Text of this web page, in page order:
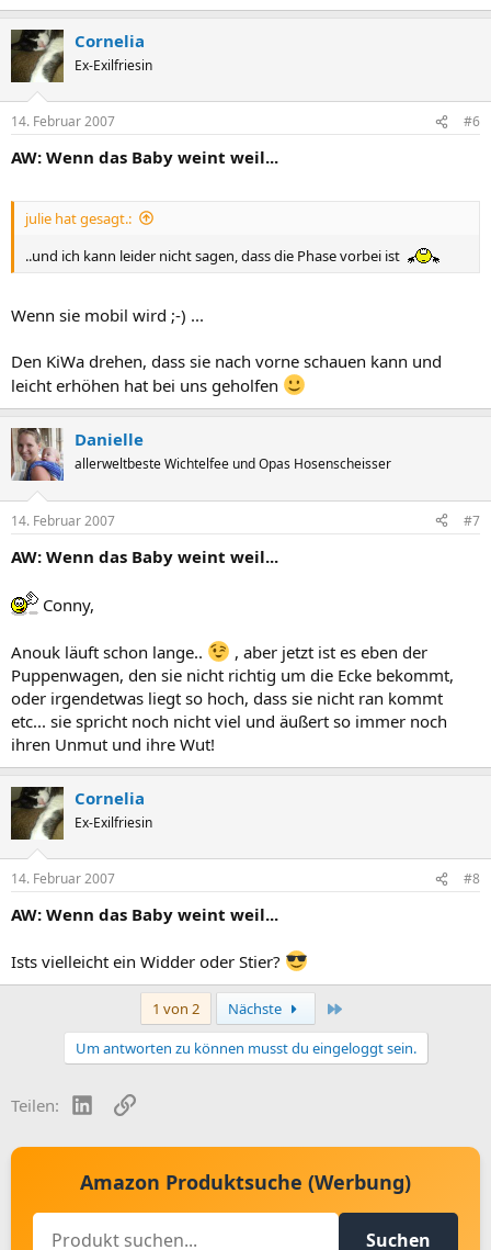
Cornelia
Ex-Exilfriesin
14. Februar 2007 #6
AW: Wenn das Baby weint weil...
julie hat gesagt.:
..und ich kann leider nicht sagen, dass die Phase vorbei ist
Wenn sie mobil wird ;-) ...
Den KiWa drehen, dass sie nach vorne schauen kann und
leicht erhöhen hat bei uns geholfen
Danielle
allerweltbeste Wichtelfee und Opas Hosenscheisser
14. Februar 2007 #7
AW: Wenn das Baby weint weil...
Conny,
Anouk läuft schon lange..
, aber jetzt ist es eben der
Puppenwagen, den sie nicht richtig um die Ecke bekommt,
oder irgendetwas liegt so hoch, dass sie nicht ran kommt
etc... sie spricht noch nicht viel und äußert so immer noch
ihren Unmut und ihre Wut!
Cornelia
Ex-Exilfriesin
14. Februar 2007 #8
AW: Wenn das Baby weint weil...
Ists vielleicht ein Widder oder Stier?
1 von 2 Nächste
Um antworten zu können musst du eingeloggt sein.
Teilen: LinkedInLink
Amazon Produktsuche (Werbung)
Suchen